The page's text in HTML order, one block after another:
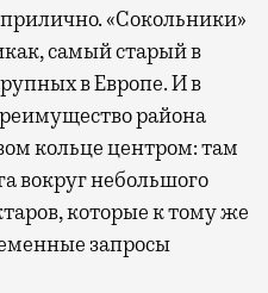
«Сокольники»
самый старый в
в Европе. И в
района
кольце центром: там
вокруг небольшого
которые к тому же
запросы